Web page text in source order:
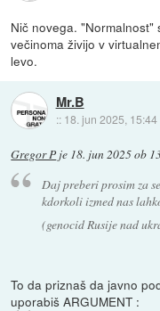
Nič novega.
večinoma živijo v
levo.
Mr.B
:: 18. jun 2025, 15:44
Gregor P je 18. jun 2025 ob
Daj preberi prosim za
kdorkoli izmed nas
(genocid Rusije nad
To da priznaš da javno
uporabiš ARGUMENT :